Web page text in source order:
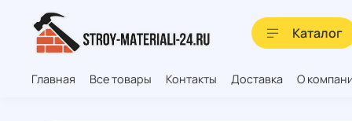
Каталог
Главная Все товары Контакты Доставка О